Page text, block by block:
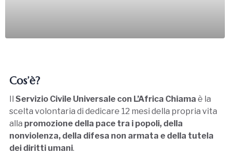
Cos’è?
Il Servizio Civile Universale con L’Africa Chiama è la
scelta volontaria di dedicare 12 mesi della propria vita
alla promozione della pace tra i popoli, della
nonviolenza, della difesa non armata e della tutela
dei diritti umani.